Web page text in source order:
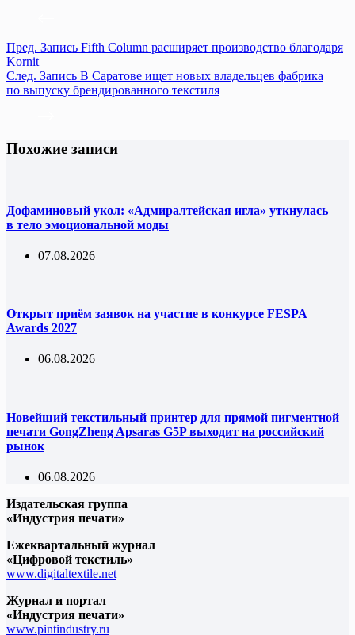
Пред. Запись Fifth Column расширяет производство благодаря
Kornit
След. Запись В Саратове ищет новых владельцев фабрика
по выпуску брендированного текстиля
Похожие записи
Дофаминовый укол: «Адмиралтейская игла» уткнулась
в тело эмоциональной моды
07.08.2026
Открыт приём заявок на участие в конкурсе FESPA
Awards 2027
06.08.2026
Новейший текстильный принтер для прямой пигментной
печати GongZheng Apsaras G5P выходит на российский
рынок
06.08.2026
Издательская группа
«Индустрия печати»
Ежеквартальный журнал
«Цифровой текстиль»
www.digitaltextile.net
Журнал и портал
«Индустрия печати»
www.pintindustry.ru